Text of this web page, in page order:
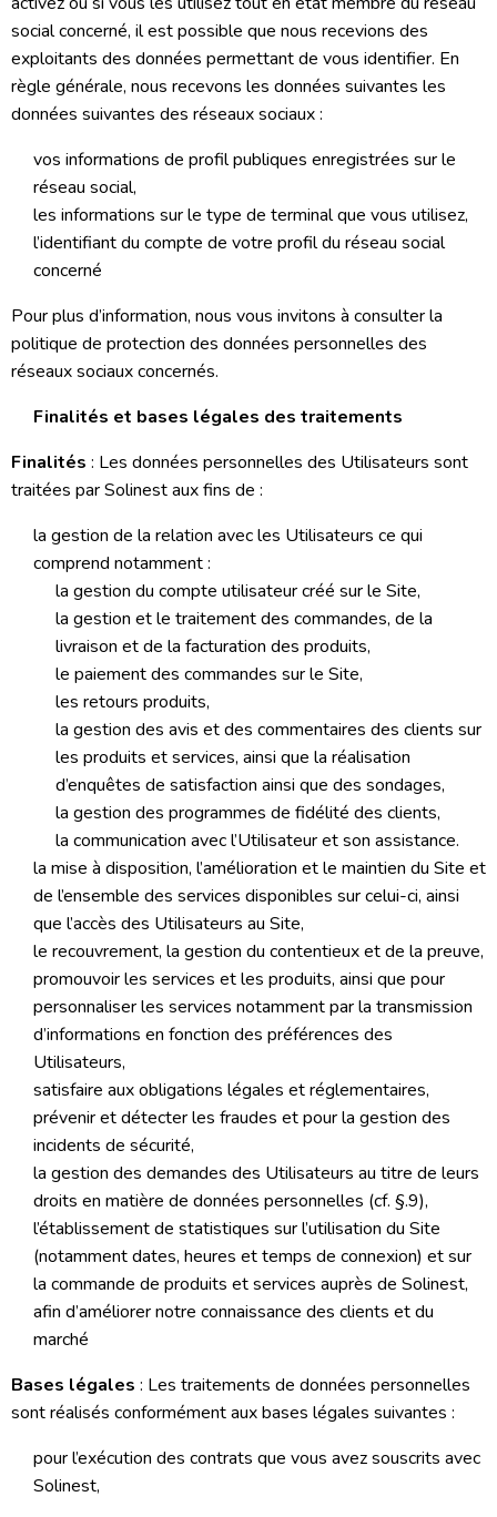
social concerné, il est possible que nous recevions des
exploitants des données permettant de vous identifier. En
règle générale, nous recevons les données suivantes les
données suivantes des réseaux sociaux :
vos informations de profil publiques enregistrées sur le
réseau social,
les informations sur le type de terminal que vous utilisez,
l’identifiant du compte de votre profil du réseau social
concerné
Pour plus d’information, nous vous invitons à consulter la
politique de protection des données personnelles des
réseaux sociaux concernés.
Finalités et bases légales des traitements
Finalités : Les données personnelles des Utilisateurs sont
traitées par Solinest aux fins de :
la gestion de la relation avec les Utilisateurs ce qui
comprend notamment :
la gestion du compte utilisateur créé sur le Site,
la gestion et le traitement des commandes, de la
livraison et de la facturation des produits,
le paiement des commandes sur le Site,
les retours produits,
la gestion des avis et des commentaires des clients sur
les produits et services, ainsi que la réalisation
d’enquêtes de satisfaction ainsi que des sondages,
la gestion des programmes de fidélité des clients,
la communication avec l’Utilisateur et son assistance.
la mise à disposition, l’amélioration et le maintien du Site et
de l’ensemble des services disponibles sur celui-ci, ainsi
que l’accès des Utilisateurs au Site,
le recouvrement, la gestion du contentieux et de la preuve,
promouvoir les services et les produits, ainsi que pour
personnaliser les services notamment par la transmission
d’informations en fonction des préférences des
Utilisateurs,
satisfaire aux obligations légales et réglementaires,
prévenir et détecter les fraudes et pour la gestion des
incidents de sécurité,
la gestion des demandes des Utilisateurs au titre de leurs
droits en matière de données personnelles (cf. §.9),
l’établissement de statistiques sur l’utilisation du Site
(notamment dates, heures et temps de connexion) et sur
la commande de produits et services auprès de Solinest,
afin d’améliorer notre connaissance des clients et du
marché
Bases légales : Les traitements de données personnelles
sont réalisés conformément aux bases légales suivantes :
pour l’exécution des contrats que vous avez souscrits avec
Solinest,